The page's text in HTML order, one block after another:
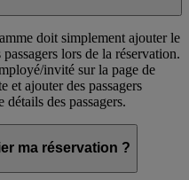
doit simplement ajouter le
lors de la réservation.
invité sur la page de
et ajouter des passagers
détails des passagers.
Comment puis-je modifier ma réservation ?